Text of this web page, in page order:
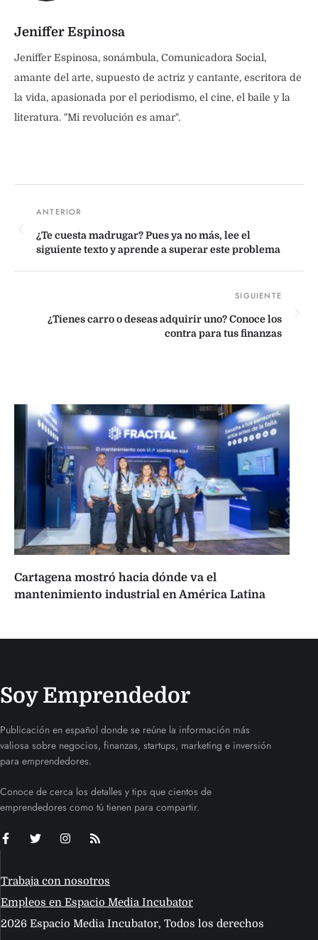
Jeniffer Espinosa
Jeniffer Espinosa, sonámbula, Comunicadora Social,
amante del arte, supuesto de actriz y cantante, escritora de
la vida, apasionada por el periodismo, el cine, el baile y la
literatura. "Mi revolución es amar".
¿Te cuesta madrugar? Pues ya no más, lee el
siguiente texto y aprende a superar este problema
¿Tienes carro o deseas adquirir uno? Conoce los
contra para tus finanzas
Cartagena mostró hacia dónde va el
mantenimiento industrial en América Latina
Soy Emprendedor
Publicación en español donde se reúne la información más
valiosa sobre negocios, finanzas, startups, marketing e inversión
para emprendedores.
Conoce de cerca los detalles y tips que cientos de
emprendedores como tú tienen para compartir.
Trabaja con nosotros
Empleos en Espacio Media Incubator
2026 Espacio Media Incubator, Todos los derechos